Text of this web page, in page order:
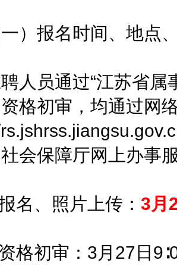
报名时间、地点
员通过“江苏省属
资格初审，均通过网
会保障厅网上办事
、照片上传： 3月
初审：3月27日